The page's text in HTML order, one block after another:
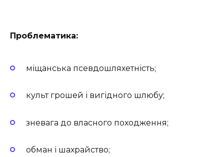
Проблематика:
міщанська псевдошляхетність;
культ грошей і вигідного шлюбу;
зневага до власного походження;
обман і шахрайство;